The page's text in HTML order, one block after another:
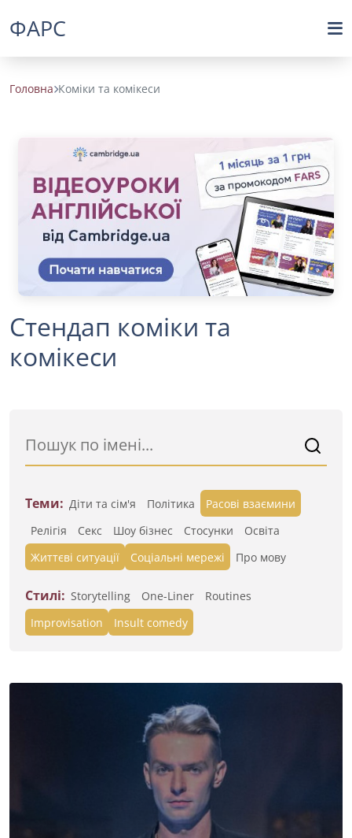
ФАРС
Головна Коміки та комікеси
Стендап коміки та
комікеси
Теми: Діти та сім'я Політика
Расові взаємини
Релігія
Секс Шоу бізнес Стосунки
Освіта
Життєві ситуації
Cоціальні мережі Про мову
Стилі: Storytelling One-Liner
Routines
Improvisation
Insult comedy